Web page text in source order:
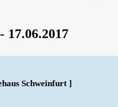
Schweinfurt ]